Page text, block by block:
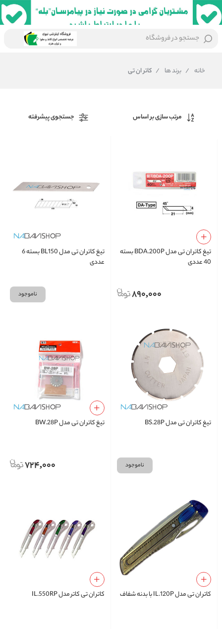
جستجو در فروشگاه
خانه / برند ها / کاتر ان تی
مرتب سازی بر اساس جستجوی پیشرفته
تیغ کاتر ان تی مدل BDA.200P بسته
40 عددی
890,000
تیغ کاتر ان تی مدل BL150 بسته 6
عددی
ناموجود
تیغ کاتر ان تی مدل BS.28P
ناموجود
تیغ کاتر ان تی مدل BW.28P
724,000
کاتر ان تی مدل IL.120P با بدنه شفاف کاتر ان تی کاتر مدل IL.550RP